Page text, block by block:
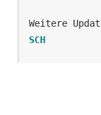
Weitere
SCH